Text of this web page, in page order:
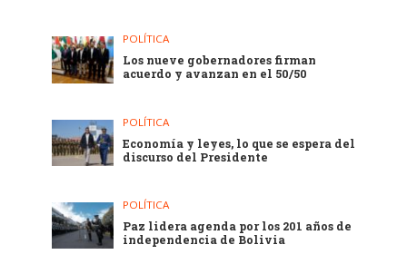
POLÍTICA
Los nueve gobernadores firman
acuerdo y avanzan en el 50/50
POLÍTICA
Economía y leyes, lo que se espera del
discurso del Presidente
POLÍTICA
Paz lidera agenda por los 201 años de
independencia de Bolivia